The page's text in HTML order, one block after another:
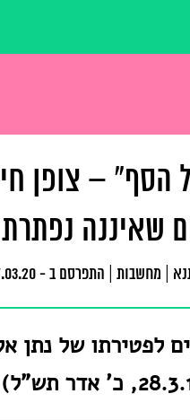
הסף" – צופן
שאיננה נפתרת
מחשבות התפרסם ב - 27.03.20
לפטירתו של נתן